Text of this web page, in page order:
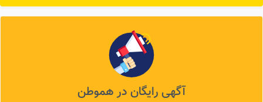
آگهی رایگان در هموطن